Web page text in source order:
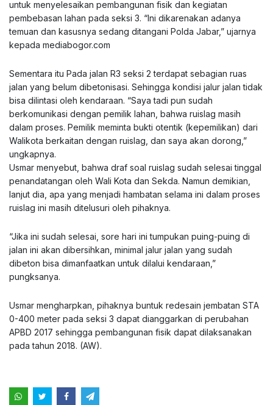
untuk menyelesaikan pembangunan fisik dan kegiatan
pembebasan lahan pada seksi 3. “Ini dikarenakan adanya
temuan dan kasusnya sedang ditangani Polda Jabar,” ujarnya
kepada mediabogor.com
Sementara itu Pada jalan R3 seksi 2 terdapat sebagian ruas
jalan yang belum dibetonisasi. Sehingga kondisi jalur jalan tidak
bisa dilintasi oleh kendaraan. “Saya tadi pun sudah
berkomunikasi dengan pemilik lahan, bahwa ruislag masih
dalam proses. Pemilik meminta bukti otentik (kepemilikan) dari
Walikota berkaitan dengan ruislag, dan saya akan dorong,”
ungkapnya.
Usmar menyebut, bahwa draf soal ruislag sudah selesai tinggal
penandatangan oleh Wali Kota dan Sekda. Namun demikian,
lanjut dia, apa yang menjadi hambatan selama ini dalam proses
ruislag ini masih ditelusuri oleh pihaknya.
“Jika ini sudah selesai, sore hari ini tumpukan puing-puing di
jalan ini akan dibersihkan, minimal jalur jalan yang sudah
dibeton bisa dimanfaatkan untuk dilalui kendaraan,”
pungksanya.
Usmar mengharpkan, pihaknya buntuk redesain jembatan STA
0-400 meter pada seksi 3 dapat dianggarkan di perubahan
APBD 2017 sehingga pembangunan fisik dapat dilaksanakan
pada tahun 2018. (AW).